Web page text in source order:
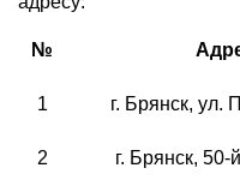
№
1 г. Брянск, ул.
2 г. Брянск,